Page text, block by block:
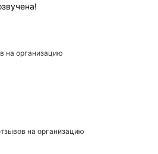
на организацию
на организацию